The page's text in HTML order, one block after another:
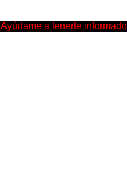
Ayúdame a tenerte informado